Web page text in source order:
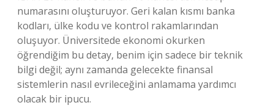
numarasını oluşturuyor. Geri kalan kısmı banka
kodları, ülke kodu ve kontrol rakamlarından
oluşuyor. Üniversitede ekonomi okurken
öğrendiğim bu detay, benim için sadece bir teknik
bilgi değil; aynı zamanda gelecekte finansal
sistemlerin nasıl evrileceğini anlamama yardımcı
olacak bir ipucu.